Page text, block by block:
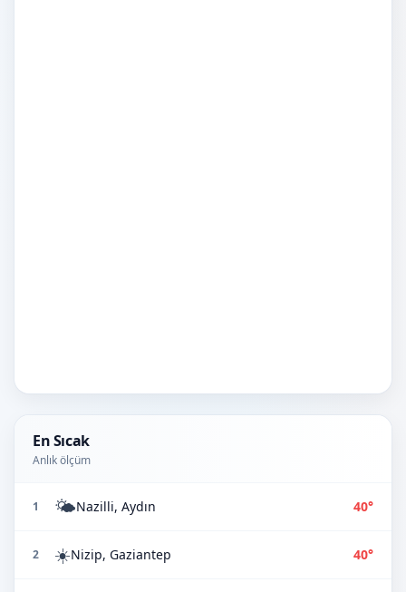
En Sıcak
Anlık ölçüm
1 🌤️Nazilli, Aydın 40°
2 ☀️Nizip, Gaziantep 40°